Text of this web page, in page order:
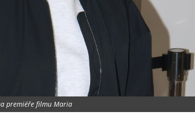
premiéře filmu Maria